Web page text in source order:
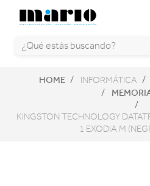
HOME INFORMÁTICA
KINGSTON TECHNOLOGY
1 EXODIA M